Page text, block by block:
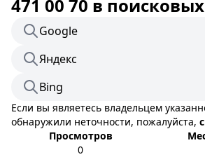
471 00 70 в
Google
Яндекс
Bing
Если вы являетесь владельцем
обнаружили неточности, пожалуйста,
Просмотров
0